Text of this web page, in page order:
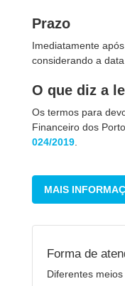
Prazo
Imediatamente
considerando a
O que diz a
Os termos para
Financeiro dos
024/2019
MAIS
Forma de
Diferentes meios